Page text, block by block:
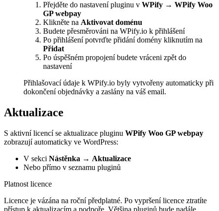
Přejděte do nastavení pluginu v WPify → WPify Woo
GP webpay
Klikněte na Aktivovat doménu
Budete přesměrováni na WPify.io k přihlášení
Po přihlášení potvrďte přidání domény kliknutím na
Přidat
Po úspěšném propojení budete vráceni zpět do
nastavení
Přihlašovací údaje k WPify.io byly vytvořeny automaticky při
dokončení objednávky a zaslány na váš email.
Aktualizace
S aktivní licencí se aktualizace pluginu WPify Woo GP webpay
zobrazují automaticky ve WordPress:
V sekci Nástěnka → Aktualizace
Nebo přímo v seznamu pluginů
Platnost licence
Licence je vázána na roční předplatné. Po vypršení licence ztratíte